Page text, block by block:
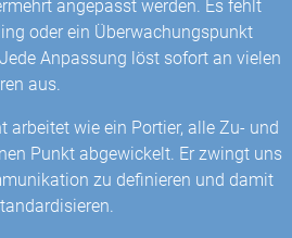
angepasst werden. Es fehlt
oder ein Überwachungspunkt
Anpassung löst sofort an vielen
aus.
arbeitet wie ein Portier, alle Zu- und
Punkt abgewickelt. Er zwingt uns
zu definieren und damit